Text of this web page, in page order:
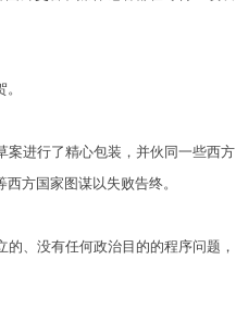
进行了精心包装，并伙同一些西方
方国家图谋以失败告终。
、没有任何政治目的的程序问题，